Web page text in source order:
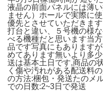
液晶の前面パネルには薄
ません）ホールで実際に
優先とさせていただきま
打台と違い、５号機の様
べる機種だと思います当
品です写真にもあります
めてあります無いより多
送は基本土日です,商品の
く傷や汚れがある配送料
の方法:梱包・発送たのメ
での日数:2~3日で発送